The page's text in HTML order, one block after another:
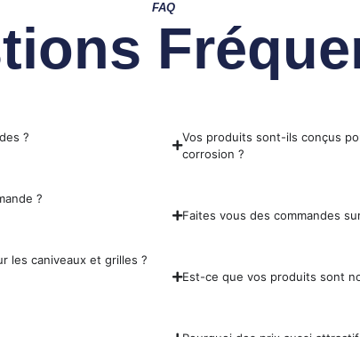
FAQ
?
?
les caniveaux et grilles ?
Vos produits sont-ils conçus
corrosion ?
Faites vous des commandes
Est-ce que vos produits sont